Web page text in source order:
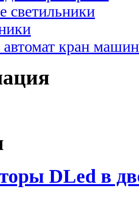
светильники
кран
DLed в